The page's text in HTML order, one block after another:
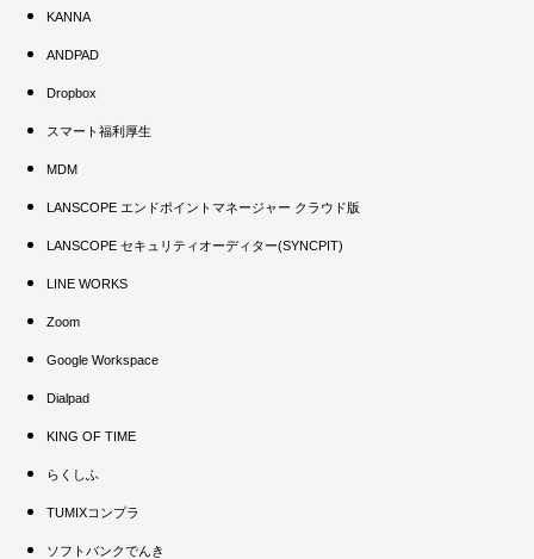
KANNA
ANDPAD
Dropbox
スマート福利厚生
MDM
LANSCOPE エンドポイントマネージャー クラウド版
LANSCOPE セキュリティオーディター(SYNCPIT)
LINE WORKS
Zoom
Google Workspace
Dialpad
KING OF TIME
らくしふ
TUMIXコンプラ
ソフトバンクでんき